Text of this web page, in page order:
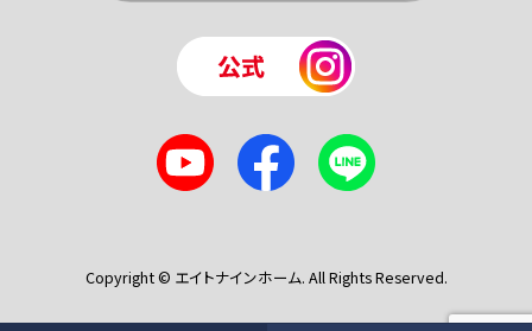
Copyright © エイトナインホーム. All Rights Reserved.